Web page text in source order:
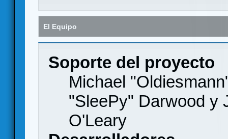
El Equipo
Soporte del proyecto
Michael
"SleePy" Darwood y
O'Leary